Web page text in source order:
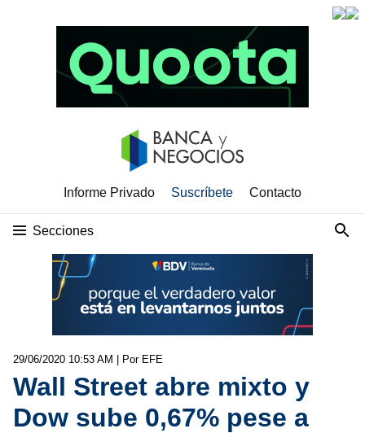
Informe Privado Suscríbete Contacto
Secciones
29/06/2020 10:53 AM | Por EFE
Wall Street abre mixto y
Dow sube 0,67% pese a